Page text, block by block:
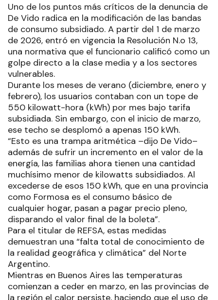
Uno de los puntos más críticos de la denuncia de
De Vido radica en la modificación de las bandas
de consumo subsidiado. A partir del 1 de marzo
de 2026, entró en vigencia la Resolución N.o 13,
una normativa que el funcionario calificó como un
golpe directo a la clase media y a los sectores
vulnerables.
Durante los meses de verano (diciembre, enero y
febrero), los usuarios contaban con un tope de
550 kilowatt-hora (kWh) por mes bajo tarifa
subsidiada. Sin embargo, con el inicio de marzo,
ese techo se desplomó a apenas 150 kWh.
“Esto es una trampa aritmética –dijo De Vido–
además de sufrir un incremento en el valor de la
energía, las familias ahora tienen una cantidad
muchísimo menor de kilowatts subsidiados. Al
excederse de esos 150 kWh, que en una provincia
como Formosa es el consumo básico de
cualquier hogar, pasan a pagar precio pleno,
disparando el valor final de la boleta”.
Para el titular de REFSA, estas medidas
demuestran una “falta total de conocimiento de
la realidad geográfica y climática” del Norte
Argentino.
Mientras en Buenos Aires las temperaturas
comienzan a ceder en marzo, en las provincias de
la región el calor persiste, haciendo que el uso de